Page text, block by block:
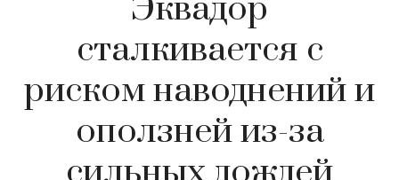
Эквадор
сталкивается с
риском наводнений и
оползней из-за